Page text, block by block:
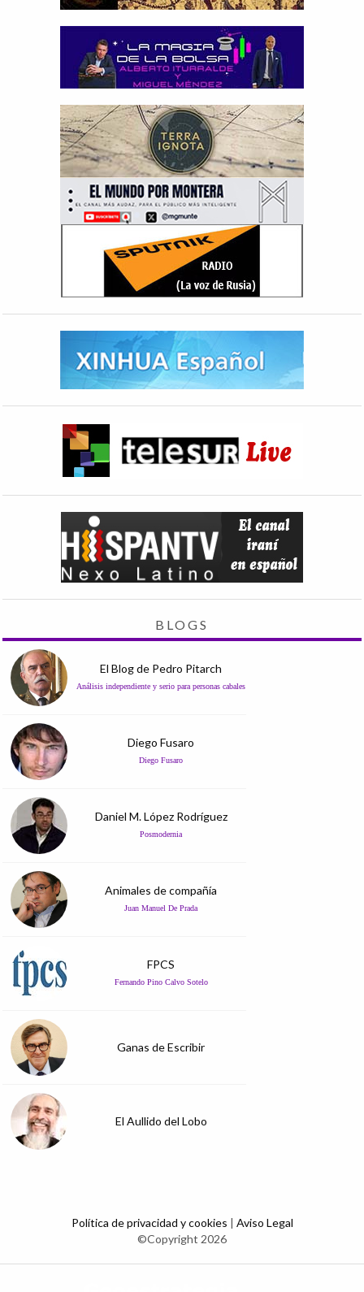
BLOGS
El Blog de Pedro Pitarch
Análisis independiente y serio para personas cabales
Diego Fusaro
Diego Fusaro
Daniel M. López Rodríguez
Posmodernia
Animales de compañía
Juan Manuel De Prada
FPCS
Fernando Pino Calvo Sotelo
Ganas de Escribir
El Aullido del Lobo
Política de privacidad y cookies | Aviso Legal
©Copyright 2026